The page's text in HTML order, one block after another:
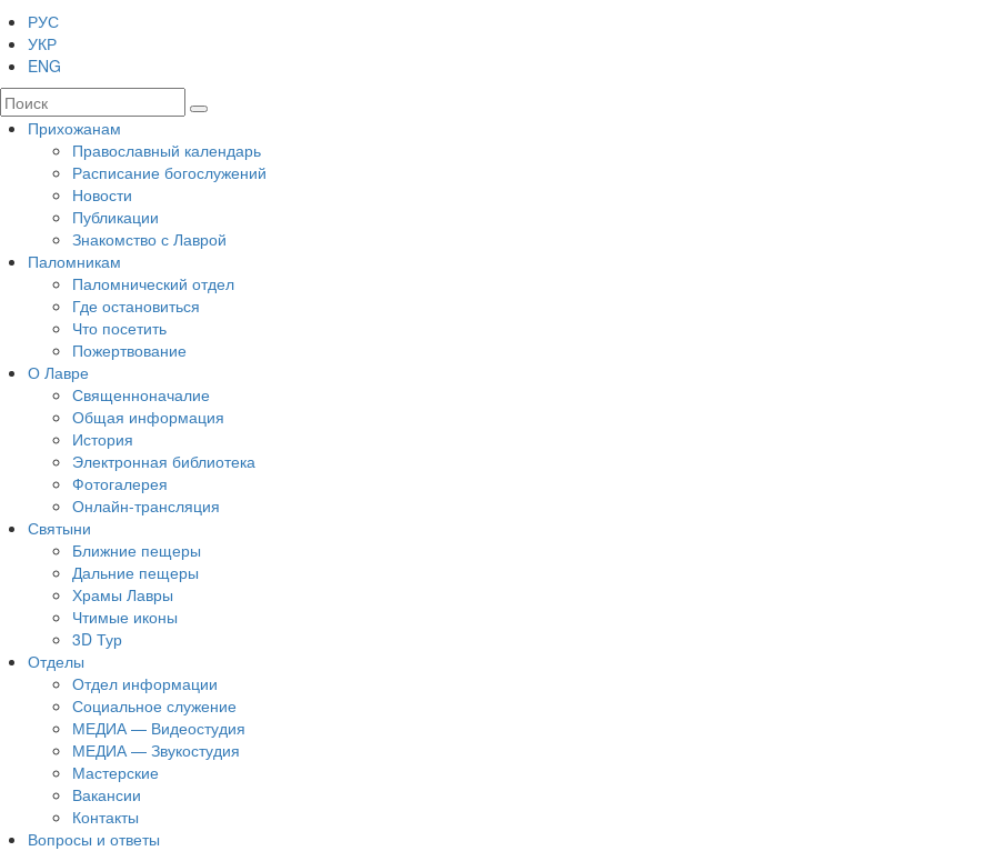
РУС
УКР
ENG
Прихожанам
Православный календарь
Расписание богослужений
Новости
Публикации
Знакомство с Лаврой
Паломникам
Паломнический отдел
Где остановиться
Что посетить
Пожертвование
О Лавре
Священноначалие
Общая информация
История
Электронная библиотека
Фотогалерея
Онлайн-трансляция
Святыни
Ближние пещеры
Дальние пещеры
Храмы Лавры
Чтимые иконы
3D Тур
Отделы
Отдел информации
Социальное служение
МЕДИА — Видеостудия
МЕДИА — Звукостудия
Мастерские
Вакансии
Контакты
Вопросы и ответы